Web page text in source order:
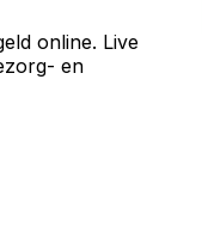
online. Live
en